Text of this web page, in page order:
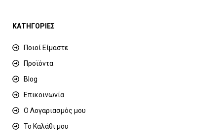
ΚΑΤΗΓΟΡΙΕΣ
Ποιοί Είμαστε
Προϊόντα
Blog
Επικοινωνία
Ο Λογαριασμός μου
Το Καλάθι μου